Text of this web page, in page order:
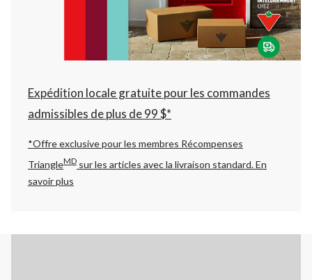
à
22:00
cliquer
pour
changer
Expédition locale gratuite pour les commandes
admissibles de plus de 99 $*
*Offre exclusive pour les membres Récompenses
TriangleMD sur les articles avec la livraison standard.En
savoir plus